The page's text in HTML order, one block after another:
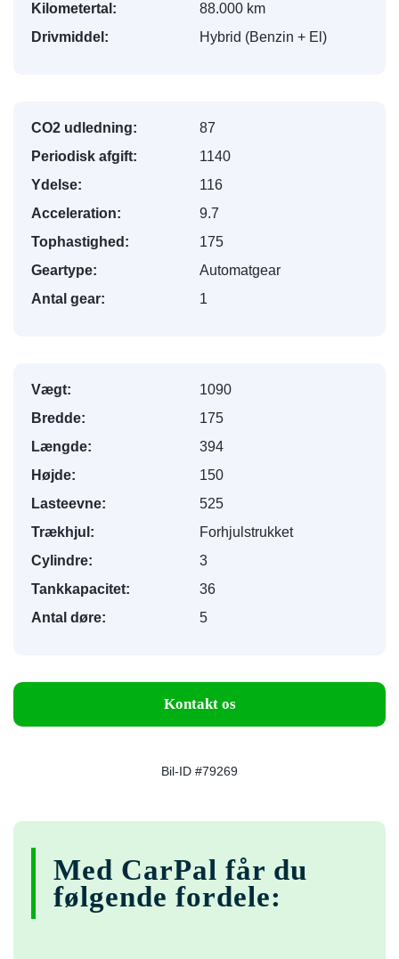
Kilometertal:
88.000 km
Drivmiddel:
Hybrid (Benzin + El)
CO2 udledning:
87
Periodisk afgift:
1140
Ydelse:
116
Acceleration:
9.7
Tophastighed:
175
Geartype:
Automatgear
Antal gear:
1
Vægt:
1090
Bredde:
175
Længde:
394
Højde:
150
Lasteevne:
525
Trækhjul:
Forhjulstrukket
Cylindre:
3
Tankkapacitet:
36
Antal døre:
5
Kontakt os
Bil-ID #79269
Med CarPal får du
følgende fordele: